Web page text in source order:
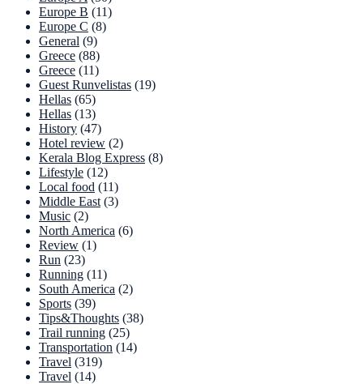
Europe B (11)
Europe C (8)
General (9)
Greece (88)
Greece (11)
Guest Runvelistas (19)
Hellas (65)
Hellas (13)
History (47)
Hotel review (2)
Kerala Blog Express (8)
Lifestyle (12)
Local food (11)
Middle East (3)
Music (2)
North America (6)
Review (1)
Run (23)
Running (11)
South America (2)
Sports (39)
Tips&Thoughts (38)
Trail running (25)
Transportation (14)
Travel (319)
Travel (14)